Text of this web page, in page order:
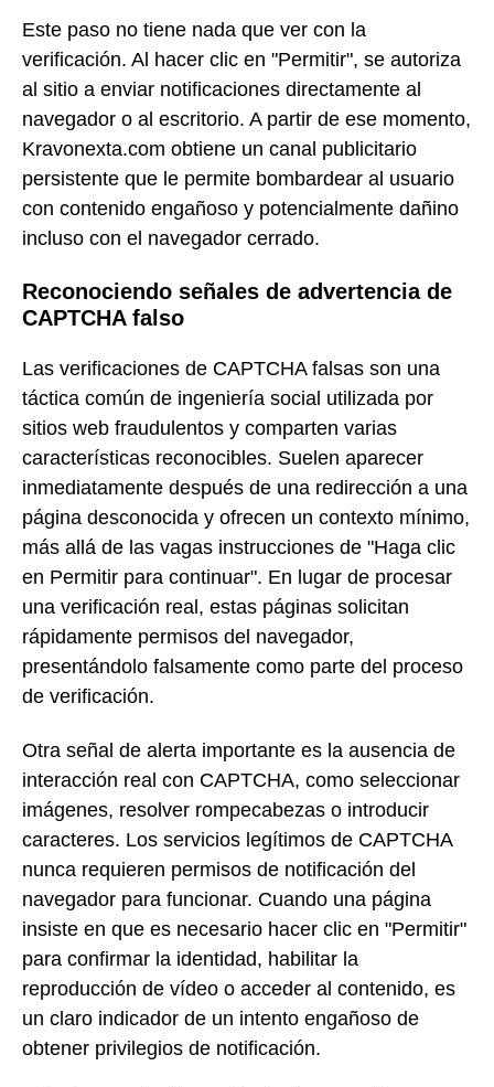
Este paso no tiene nada que ver con la
verificación. Al hacer clic en "Permitir", se autoriza
al sitio a enviar notificaciones directamente al
navegador o al escritorio. A partir de ese momento,
Kravonexta.com obtiene un canal publicitario
persistente que le permite bombardear al usuario
con contenido engañoso y potencialmente dañino
incluso con el navegador cerrado.
Reconociendo señales de advertencia de
CAPTCHA falso
Las verificaciones de CAPTCHA falsas son una
táctica común de ingeniería social utilizada por
sitios web fraudulentos y comparten varias
características reconocibles. Suelen aparecer
inmediatamente después de una redirección a una
página desconocida y ofrecen un contexto mínimo,
más allá de las vagas instrucciones de "Haga clic
en Permitir para continuar". En lugar de procesar
una verificación real, estas páginas solicitan
rápidamente permisos del navegador,
presentándolo falsamente como parte del proceso
de verificación.
Otra señal de alerta importante es la ausencia de
interacción real con CAPTCHA, como seleccionar
imágenes, resolver rompecabezas o introducir
caracteres. Los servicios legítimos de CAPTCHA
nunca requieren permisos de notificación del
navegador para funcionar. Cuando una página
insiste en que es necesario hacer clic en "Permitir"
para confirmar la identidad, habilitar la
reproducción de vídeo o acceder al contenido, es
un claro indicador de un intento engañoso de
obtener privilegios de notificación.